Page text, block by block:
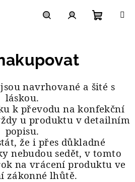
navrhované a šité s
láskou.
k převodu na konfekční
u produktu v detailním
popisu.
že i přes důkladné
nebudou sedět, v tomto
na vrácení produktu ve
zákonné lhůtě.